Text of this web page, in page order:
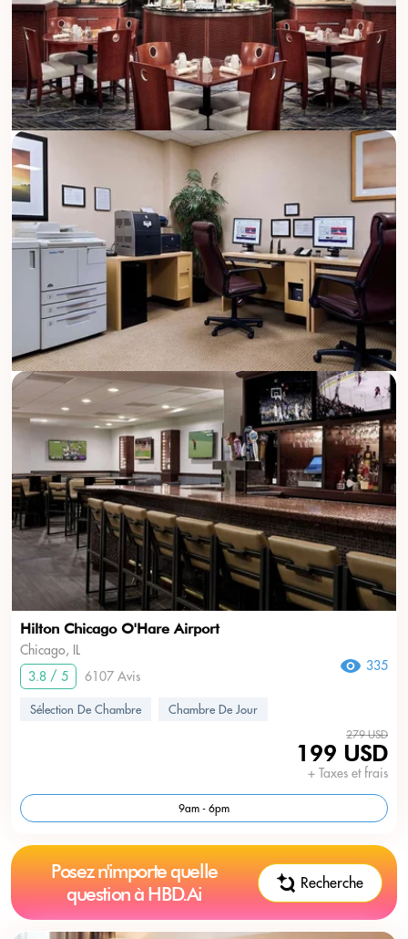
Hilton Chicago O'Hare Airport
Chicago, IL
3.8 / 5
6107 Avis
335
Sélection De Chambre Chambre De Jour
279 USD
199 USD
+ Taxes et frais
9am - 6pm
Posez n'importe quelle
question à HBD.Ai
Recherche